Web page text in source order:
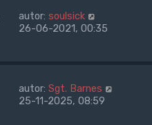
autor: soulsick
26-06-2021, 00:35
autor: Sgt. Barnes
25-11-2025, 08:59